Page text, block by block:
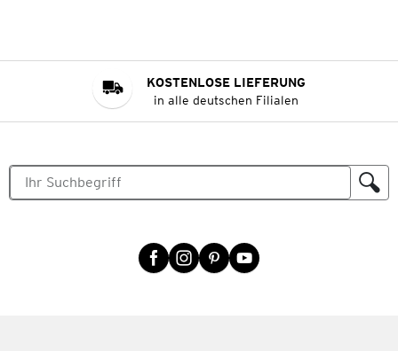
KOSTENLOSE LIEFERUNG
in alle deutschen Filialen